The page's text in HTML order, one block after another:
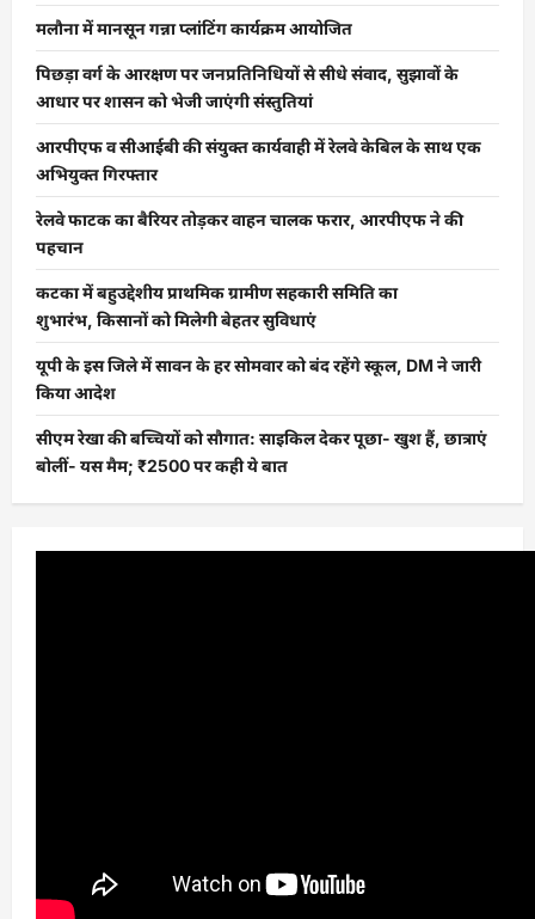
मलौना में मानसून गन्ना प्लांटिंग कार्यक्रम आयोजित
पिछड़ा वर्ग के आरक्षण पर जनप्रतिनिधियों से सीधे संवाद, सुझावों के
आधार पर शासन को भेजी जाएंगी संस्तुतियां
आरपीएफ व सीआईबी की संयुक्त कार्यवाही में रेलवे केबिल के साथ एक
अभियुक्त गिरफ्तार
रेलवे फाटक का बैरियर तोड़कर वाहन चालक फरार, आरपीएफ ने की
पहचान
कटका में बहुउद्देशीय प्राथमिक ग्रामीण सहकारी समिति का
शुभारंभ, किसानों को मिलेगी बेहतर सुविधाएं
यूपी के इस जिले में सावन के हर सोमवार को बंद रहेंगे स्कूल, DM ने जारी
किया आदेश
सीएम रेखा की बच्चियों को सौगात: साइकिल देकर पूछा- खुश हैं, छात्राएं
बोलीं- यस मैम; ₹2500 पर कही ये बात